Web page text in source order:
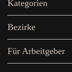
Kategorien
Bezirke
Für Arbeitgeber